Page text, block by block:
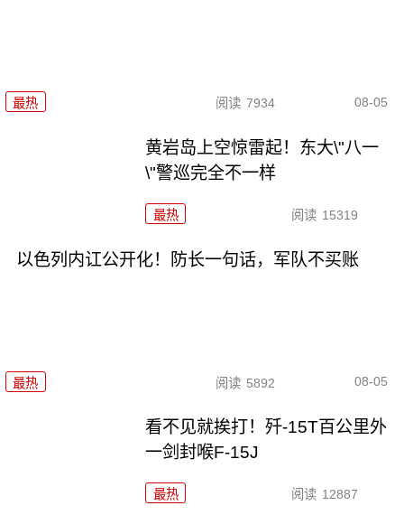
最热 阅读 7934 08-05
黄岩岛上空惊雷起！东大\"八一
\"警巡完全不一样
最热 阅读 15319
以色列内讧公开化！防长一句话，军队不买账
最热 阅读 5892 08-05
看不见就挨打！歼-15T百公里外
一剑封喉F-15J
最热 阅读 12887